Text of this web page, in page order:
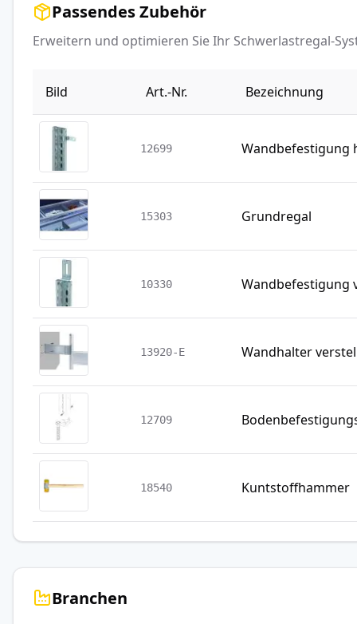
Passendes Zubehör
Erweitern und optimieren Sie Ihr Schwerlastregal-
Bild Art.-Nr. Bezeichnung
12699 Wandbefestigung
15303 Grundregal
10330 Wandbefestigung
13920-E Wandhalter
12709
18540 Kuntstoffhammer
Branchen